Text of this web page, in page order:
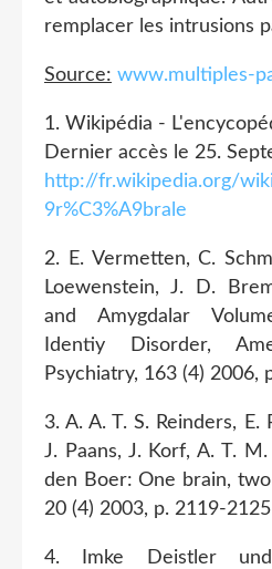
remplacer les intrusions
Source: www.multiples-
1. Wikipédia -
Dernier accès le 25.
http://fr.wikipedia.org/
9r%C3%A9brale
2. E. Vermetten, C.
Loewenstein, J. D.
and Amygdalar
Identiy Disorder,
Psychiatry, 163 (4) 2006,
3. A. A. T. S. Reinders, E.
J. Paans, J. Korf, A. T.
den Boer: One brain,
20 (4) 2003, p. 2119-2125
4. Imke Deistler und